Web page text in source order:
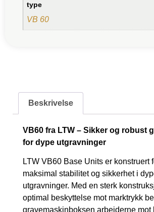
type
VB 60
Beskrivelse
VB60 fra LTW – Sikker og robust
for dype utgravninger
LTW VB60 Base Units er konstruert
maksimal stabilitet og sikkerhet i
utgravninger. Med en sterk
optimal beskyttelse mot marktrykk
gravemaskinboksen arbeiderne mot